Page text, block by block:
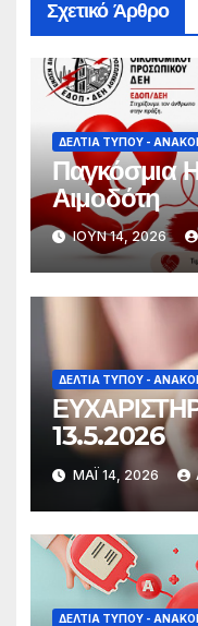
Σχετικό Άρθρο
ΔΕΛΤΊΑ ΤΎΠΟΥ -
Παγκόσμια
Αιμοδότη
ΙΟΎΝ 14, 2026
ΔΕΛΤΊΑ ΤΎΠΟΥ -
13.5.2026
ΜΆΙ 14, 2026
ΔΕΛΤΊΑ ΤΎΠΟΥ -